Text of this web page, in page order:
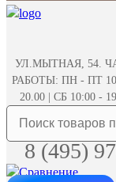
УЛ.МЫТНАЯ, 54.
РАБОТЫ: ПН - ПТ
20.00 | СБ 10:00 -
8 (495)